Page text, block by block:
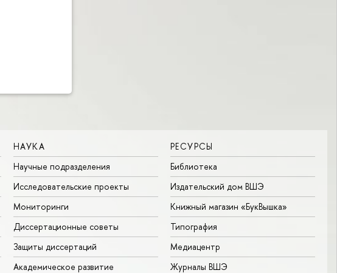
НАУКА
Научные подразделения
Исследовательские проекты
Мониторинги
Диссертационные советы
Защиты диссертаций
Академическое развитие
РЕСУРСЫ
Библиотека
Издательский дом ВШЭ
Книжный магазин «БукВышка»
Типография
Медиацентр
Журналы ВШЭ